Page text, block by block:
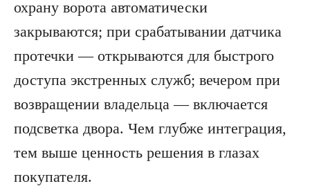
охрану ворота автоматически
закрываются; при срабатывании датчика
протечки — открываются для быстрого
доступа экстренных служб; вечером при
возвращении владельца — включается
подсветка двора. Чем глубже интеграция,
тем выше ценность решения в глазах
покупателя.